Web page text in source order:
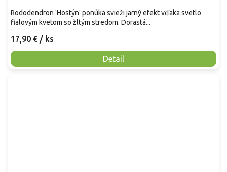
17,90 € / ks
Detail
Rododendron 'Hostýn' ponúka svieži jarný efekt vďaka svetlo
fialovým kvetom so žltým stredom. Dorastá...